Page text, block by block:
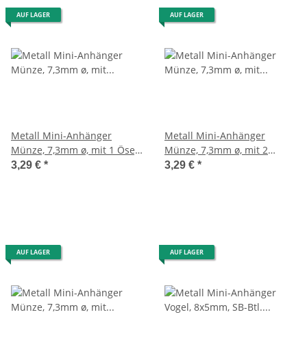
AUF LAGER
Metall Mini-Anhänger
Münze, 7,3mm ø, mit 1 Öse,
SB-Btl. 6Stück, gold
3,29 € *
AUF LAGER
Metall Mini-Anhänger
Münze, 7,3mm ø, mit 2
Ösen, SB-Btl. 4Stück, gold
3,29 € *
AUF LAGER AUF LAGER